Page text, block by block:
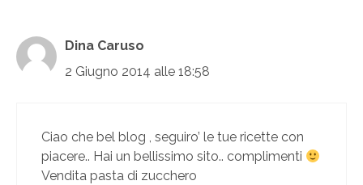
Dina Caruso
2 Giugno 2014 alle 18:58
Ciao che bel blog , seguiro’ le tue ricette con
piacere.. Hai un bellissimo sito.. complimenti
Vendita pasta di zucchero